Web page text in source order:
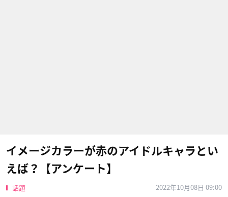
イメージカラーが赤のアイドルキャラとい
えば？【アンケート】
話題
2022年10月08日 09:00